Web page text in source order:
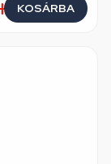
KOSÁRBA